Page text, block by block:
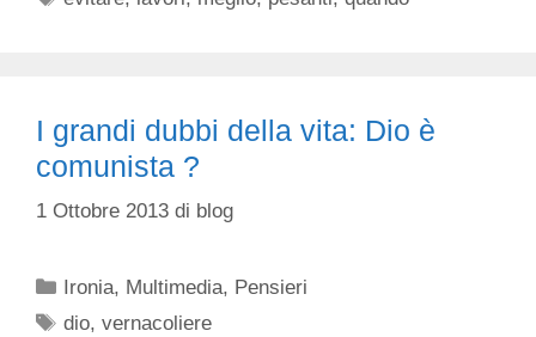
I grandi dubbi della vita: Dio è
comunista ?
1 Ottobre 2013 di blog
Categorie
Ironia, Multimedia, Pensieri
Tag
dio,vernacoliere